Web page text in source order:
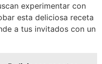
experimentar con
esta deliciosa receta
a tus invitados con un